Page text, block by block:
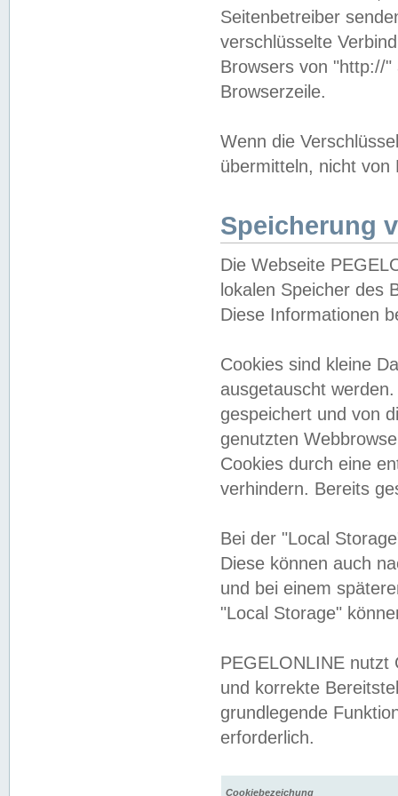
Seitenbetreiber
verschlüsselte
Browsers von "http://
Browserzeile.
Wenn die
übermitteln, nicht von
Speicherung
Die Webseite
lokalen Speicher des
Diese Informationen
Cookies sind kleine
ausgetauscht
gespeichert und von
genutzten
Cookies durch eine
verhindern. Bereits
Bei der "Local
Diese können auch
und bei einem
"Local Storage"
PEGELONLINE nutzt
und korrekte
grundlegende
erforderlich.
Cookiebezeichung